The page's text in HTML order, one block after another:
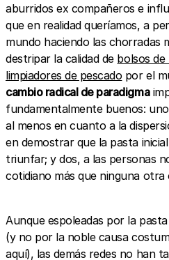
aburridos ex compañeros e
que en realidad queríamos, a
mundo haciendo las chorradas
destripar la calidad de bolsos de
limpiadores de pescado por el
cambio radical de paradigma
fundamentalmente buenos:
al menos en cuanto a la
en demostrar que la pasta
triunfar; y dos, a las personas
cotidiano más que ninguna otra
Aunque espoleadas por la
(y no por la noble causa
aquí), las demás redes no han